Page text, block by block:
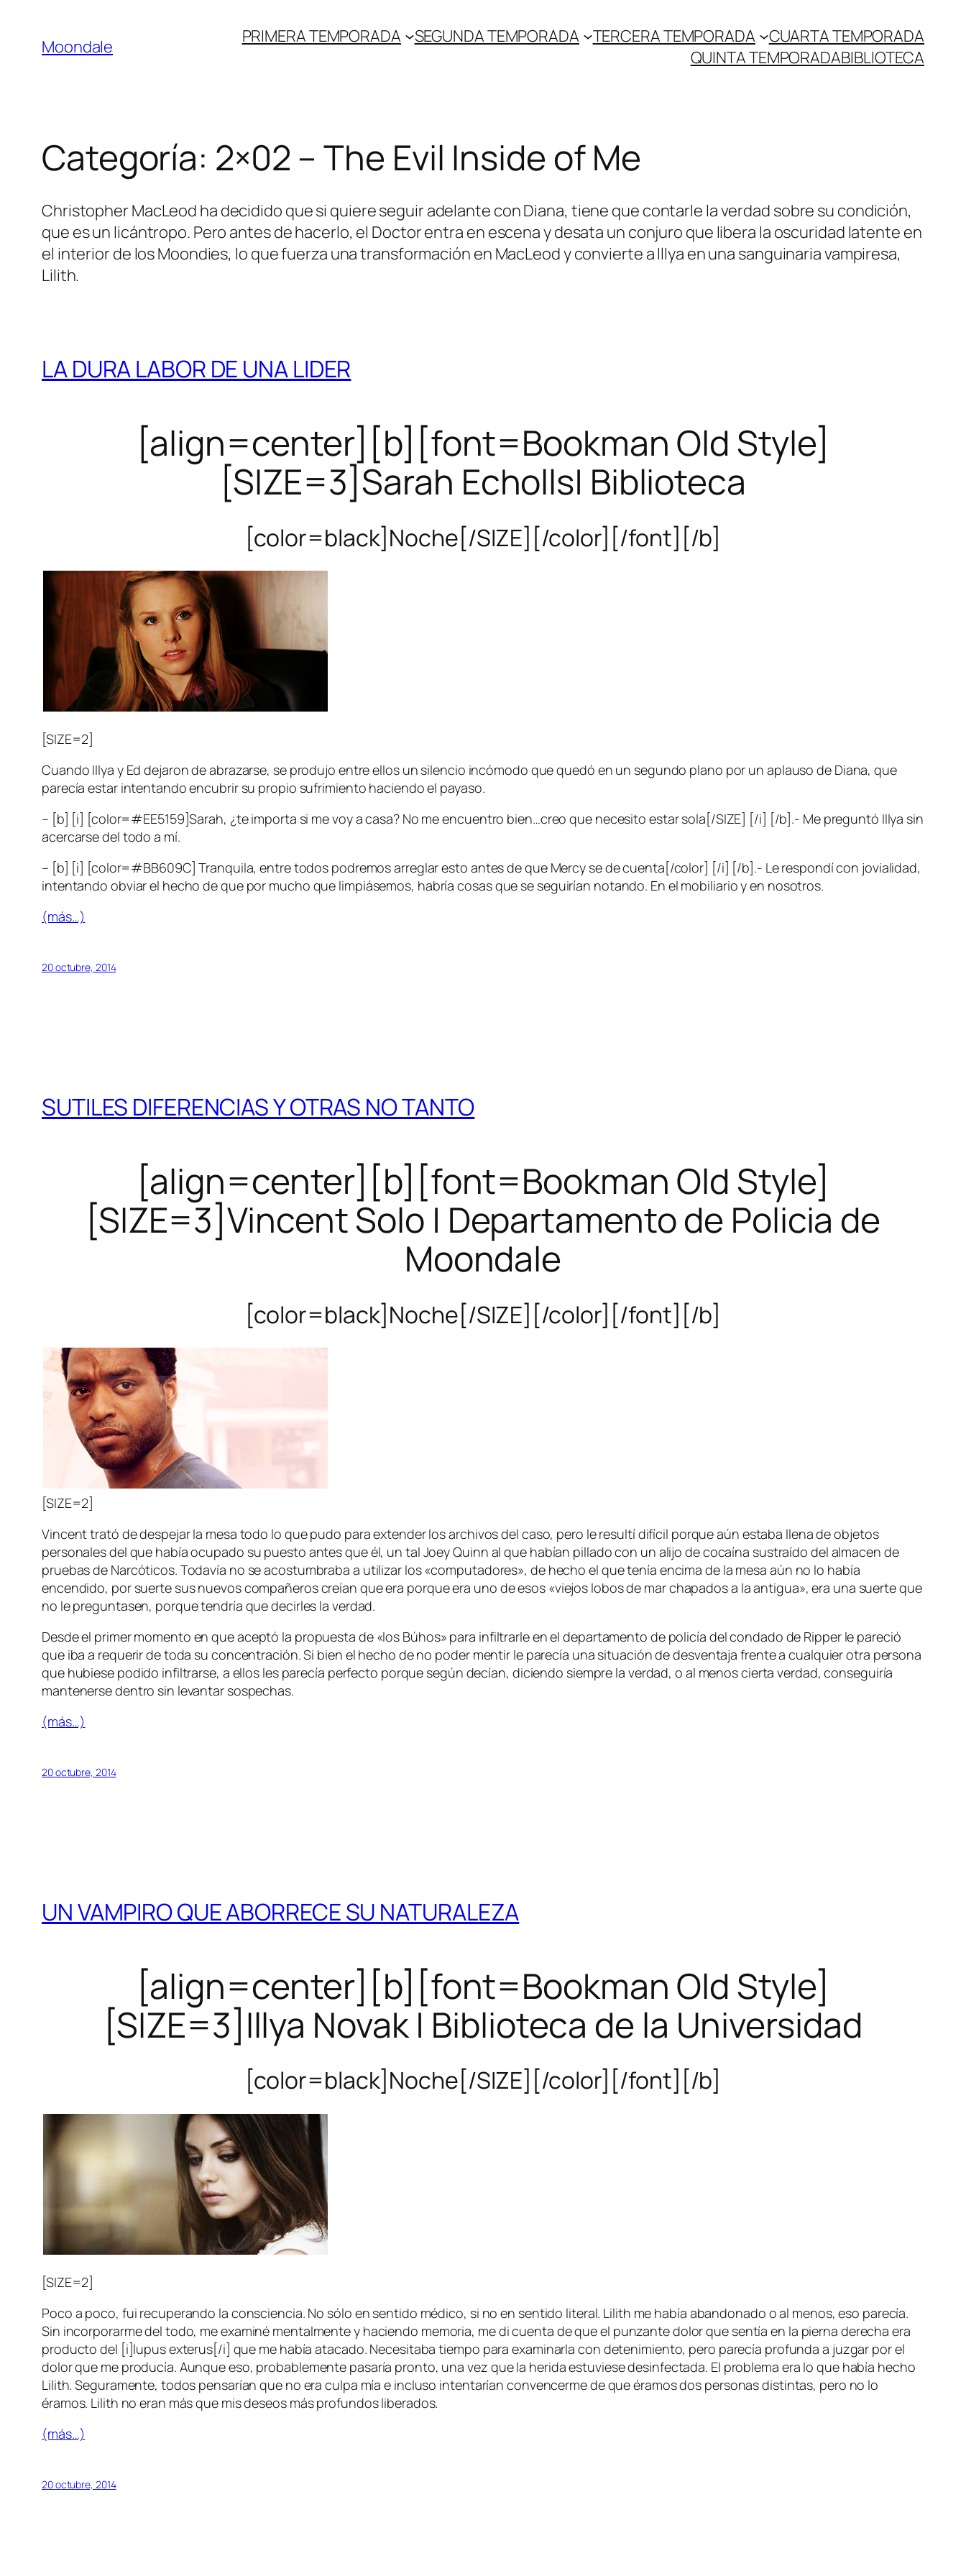
contenido
Moondale PRIMERA TEMPORADA SEGUNDA TEMPORADA TERCERA TEMPORADA
CUARTA TEMPORADA
QUINTA TEMPORADABIBLIOTECA
Categoría: 2×02 – The Evil Inside of Me
Christopher MacLeod ha decidido que si quiere seguir adelante con Diana, tiene que contarle la verdad sobre su condición,
que es un licántropo. Pero antes de hacerlo, el Doctor entra en escena y desata un conjuro que libera la oscuridad latente en
el interior de los Moondies, lo que fuerza una transformación en MacLeod y convierte a Illya en una sanguinaria vampiresa,
Lilith.
LA DURA LABOR DE UNA LIDER
[align=center][b][font=Bookman Old Style]
[SIZE=3]Sarah Echolls| Biblioteca
[color=black]Noche[/SIZE][/color][/font][/b]
[SIZE=2]
Cuando Illya y Ed dejaron de abrazarse, se produjo entre ellos un silencio incómodo que quedó en un segundo plano por un aplauso de Diana, que
parecía estar intentando encubrir su propio sufrimiento haciendo el payaso.
– [b] [i] [color=#EE5159]Sarah, ¿te importa si me voy a casa? No me encuentro bien…creo que necesito estar sola[/SIZE] [/i] [/b].- Me preguntó Illya sin
acercarse del todo a mí.
– [b] [i] [color=#BB609C] Tranquila, entre todos podremos arreglar esto antes de que Mercy se de cuenta[/color] [/i] [/b].- Le respondí con jovialidad,
intentando obviar el hecho de que por mucho que limpiásemos, habría cosas que se seguirían notando. En el mobiliario y en nosotros.
(más…)
20 octubre, 2014
SUTILES DIFERENCIAS Y OTRAS NO TANTO
[align=center][b][font=Bookman Old Style]
[SIZE=3]Vincent Solo | Departamento de Policia de
Moondale
[color=black]Noche[/SIZE][/color][/font][/b]
[SIZE=2]
Vincent trató de despejar la mesa todo lo que pudo para extender los archivos del caso, pero le resultí difícil porque aún estaba llena de objetos
personales del que había ocupado su puesto antes que él, un tal Joey Quinn al que habían pillado con un alijo de cocaína sustraído del almacen de
pruebas de Narcóticos. Todavía no se acostumbraba a utilizar los «computadores», de hecho el que tenía encima de la mesa aún no lo había
encendido, por suerte sus nuevos compañeros creían que era porque era uno de esos «viejos lobos de mar chapados a la antigua», era una suerte que
no le preguntasen, porque tendría que decirles la verdad.
Desde el primer momento en que aceptó la propuesta de «los Búhos» para infiltrarle en el departamento de policía del condado de Ripper le pareció
que iba a requerir de toda su concentración. Si bien el hecho de no poder mentir le parecía una situación de desventaja frente a cualquier otra persona
que hubiese podido infiltrarse, a ellos les parecía perfecto porque según decían, diciendo siempre la verdad, o al menos cierta verdad, conseguiría
mantenerse dentro sin levantar sospechas.
(más…)
20 octubre, 2014
UN VAMPIRO QUE ABORRECE SU NATURALEZA
[align=center][b][font=Bookman Old Style]
[SIZE=3]Illya Novak | Biblioteca de la Universidad
[color=black]Noche[/SIZE][/color][/font][/b]
[SIZE=2]
Poco a poco, fui recuperando la consciencia. No sólo en sentido médico, si no en sentido literal. Lilith me había abandonado o al menos, eso parecía.
Sin incorporarme del todo, me examiné mentalmente y haciendo memoria, me di cuenta de que el punzante dolor que sentía en la pierna derecha era
producto del [i]lupus exterus[/i] que me había atacado. Necesitaba tiempo para examinarla con detenimiento, pero parecía profunda a juzgar por el
dolor que me producía. Aunque eso, probablemente pasaría pronto, una vez que la herida estuviese desinfectada. El problema era lo que había hecho
Lilith. Seguramente, todos pensarían que no era culpa mía e incluso intentarían convencerme de que éramos dos personas distintas, pero no lo
éramos. Lilith no eran más que mis deseos más profundos liberados.
(más…)
20 octubre, 2014